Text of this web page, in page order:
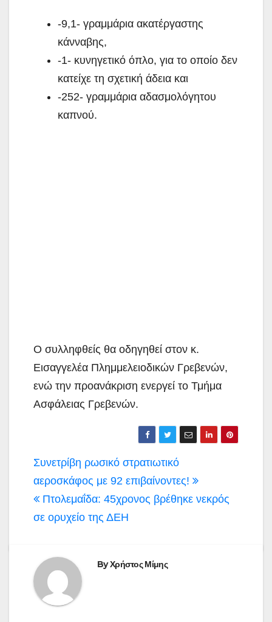
-9,1- γραμμάρια ακατέργαστης
κάνναβης,
-1- κυνηγετικό όπλο, για το οποίο δεν
κατείχε τη σχετική άδεια και
-252- γραμμάρια αδασμολόγητου
καπνού.
Ο συλληφθείς θα οδηγηθεί στον κ.
Εισαγγελέα Πλημμελειοδικών Γρεβενών,
ενώ την προανάκριση ενεργεί το Τμήμα
Ασφάλειας Γρεβενών.
Πλοήγηση
άρθρων
Συνετρίβη ρωσικό στρατιωτικό
αεροσκάφος με 92 επιβαίνοντες!
Πτολεμαΐδα: 45χρονος βρέθηκε νεκρός
σε ορυχείο της ΔΕΗ
ByΧρήστος Μίμης